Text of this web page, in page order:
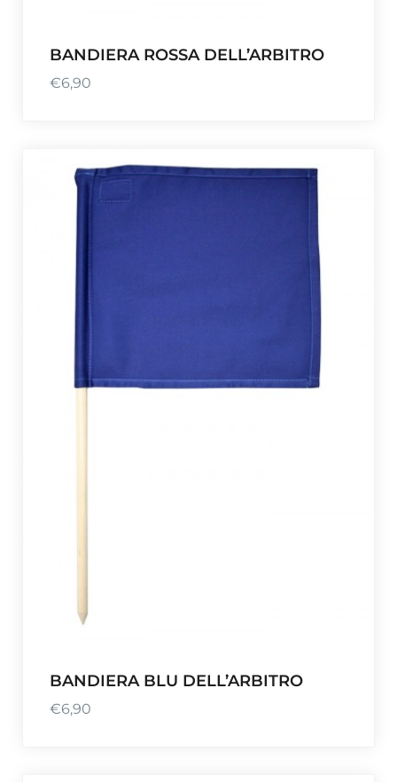
BANDIERA ROSSA DELL’ARBITRO
€6,90
BANDIERA BLU DELL’ARBITRO
€6,90